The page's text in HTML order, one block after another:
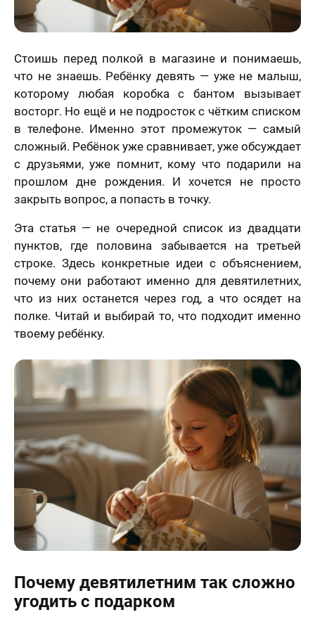
Стоишь перед полкой в магазине и понимаешь,
что не знаешь. Ребёнку девять — уже не малыш,
которому любая коробка с бантом вызывает
восторг. Но ещё и не подросток с чётким списком
в телефоне. Именно этот промежуток — самый
сложный. Ребёнок уже сравнивает, уже обсуждает
с друзьями, уже помнит, кому что подарили на
прошлом дне рождения. И хочется не просто
закрыть вопрос, а попасть в точку.
Эта статья — не очередной список из двадцати
пунктов, где половина забывается на третьей
строке. Здесь конкретные идеи с объяснением,
почему они работают именно для девятилетних,
что из них останется через год, а что осядет на
полке. Читай и выбирай то, что подходит именно
твоему ребёнку.
Почему девятилетним так сложно
угодить с подарком